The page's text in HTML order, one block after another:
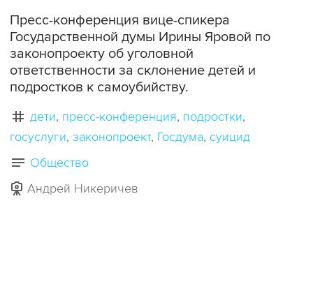
Пресс-конференция вице-спикера
Государственной думы Ирины Яровой по
законопроекту об уголовной
ответственности за склонение детей и
подростков к самоубийству.
дети пресс-конференция подростки
госуслуги законопроект Госдума суицид
Общество
Андрей Никеричев